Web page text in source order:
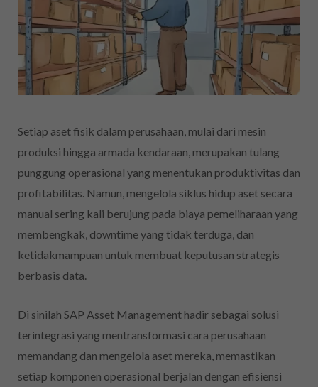
Setiap aset fisik dalam perusahaan, mulai dari mesin
produksi hingga armada kendaraan, merupakan tulang
punggung operasional yang menentukan produktivitas dan
profitabilitas. Namun, mengelola siklus hidup aset secara
manual sering kali berujung pada biaya pemeliharaan yang
membengkak, downtime yang tidak terduga, dan
ketidakmampuan untuk membuat keputusan strategis
berbasis data.
Di sinilah SAP Asset Management hadir sebagai solusi
terintegrasi yang mentransformasi cara perusahaan
memandang dan mengelola aset mereka, memastikan
setiap komponen operasional berjalan dengan efisiensi